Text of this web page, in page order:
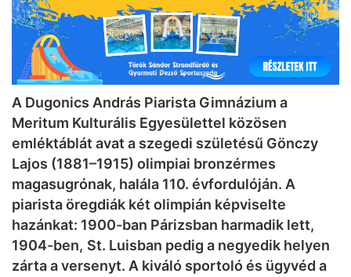
A Dugonics András Piarista Gimnázium a
Meritum Kulturális Egyesülettel közösen
emléktáblát avat a szegedi születésű Gönczy
Lajos (1881–1915) olimpiai bronzérmes
magasugrónak, halála 110. évfordulóján. A
piarista öregdiák két olimpián képviselte
hazánkat: 1900-ban Párizsban harmadik lett,
1904-ben, St. Luisban pedig a negyedik helyen
zárta a versenyt. A kiváló sportoló és ügyvéd a